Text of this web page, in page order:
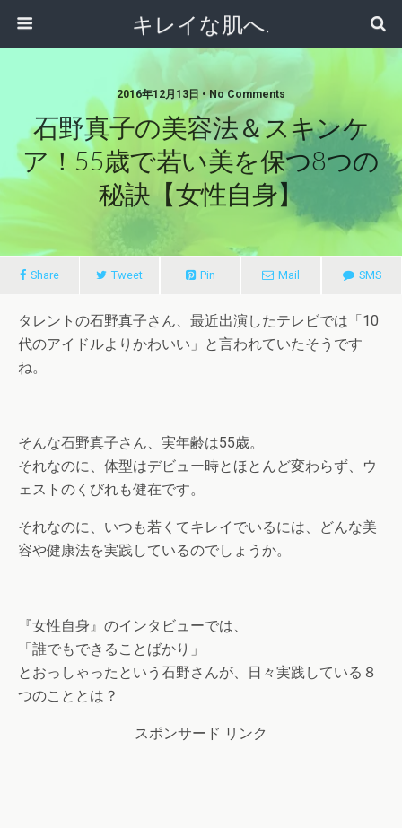
キレイな肌へ.
2016年12月13日 • No Comments
石野真子の美容法＆スキンケ
ア！55歳で若い美を保つ8つの
秘訣【女性自身】
Share Tweet Pin Mail SMS
タレントの石野真子さん、最近出演したテレビでは「10
代のアイドルよりかわいい」と言われていたそうです
ね。
そんな石野真子さん、実年齢は55歳。
それなのに、体型はデビュー時とほとんど変わらず、ウ
ェストのくびれも健在です。
それなのに、いつも若くてキレイでいるには、どんな美
容や健康法を実践しているのでしょうか。
『女性自身』のインタビューでは、
「誰でもできることばかり」
とおっしゃったという石野さんが、日々実践している８
つのこととは？
スポンサード リンク